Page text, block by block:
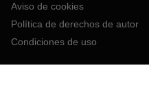
Aviso de cookies
Política de derechos de autor
Condiciones de uso